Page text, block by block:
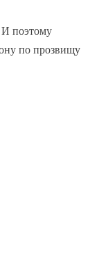
поэтому
по прозвищу